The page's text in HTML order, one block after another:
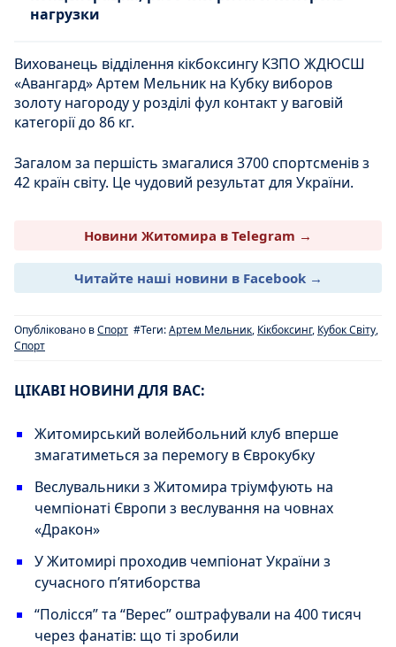
нагрузки
Вихованець відділення кікбоксингу КЗПО ЖДЮСШ
«Авангард» Артем Мельник на Кубку виборов
золоту нагороду у розділі фул контакт у ваговій
категорії до 86 кг.
Загалом за першість змагалися 3700 спортсменів з
42 країн світу. Це чудовий результат для України.
Новини Житомира в Telegram →
Читайте наші новини в Facebook →
Опубліковано вСпорт #Теги:Артем Мельник, Кікбоксинг, Кубок Світу,
Спорт
ЦІКАВІ НОВИНИ ДЛЯ ВАС:
Житомирський волейбольний клуб вперше
змагатиметься за перемогу в Єврокубку
Веслувальники з Житомира тріумфують на
чемпіонаті Європи з веслування на човнах
«Дракон»
У Житомирі проходив чемпіонат України з
сучасного пʼятиборства
“Полісся” та “Верес” оштрафували на 400 тисяч
через фанатів: що ті зробили